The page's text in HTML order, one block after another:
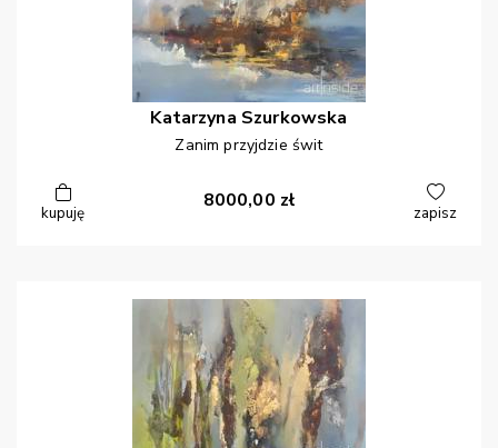
Katarzyna Szurkowska
Zanim przyjdzie świt
kupuję
8000,00 zł
zapisz